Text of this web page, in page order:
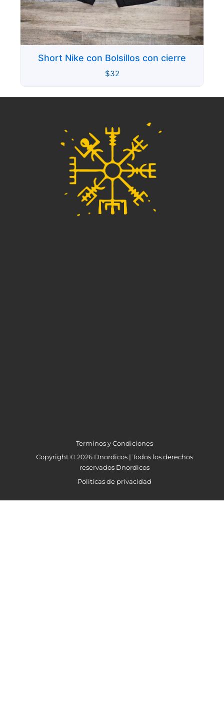
Short Nike con Bolsillos con cierre
$32
Terminos y Condiciones
Copyright © 2026 Dnordicos | Todos los derechos
reservados Dnordicos
Politicas de privacidad